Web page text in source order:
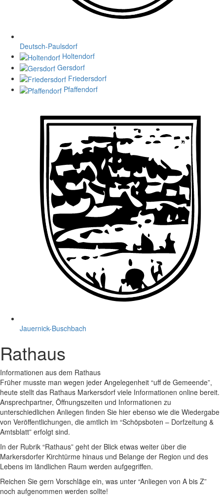
Deutsch-Paulsdorf
Holtendorf
Gersdorf
Friedersdorf
Pfaffendorf
Jauernick-Buschbach
Rathaus
Informationen aus dem Rathaus
Früher musste man wegen jeder Angelegenheit “uff de Gemeende”,
heute stellt das Rathaus Markersdorf viele Informationen online bereit.
Ansprechpartner, Öffnungszeiten und Informationen zu
unterschiedlichen Anliegen finden Sie hier ebenso wie die Wiedergabe
von Veröffentlichungen, die amtlich im “Schöpsboten – Dorfzeitung &
Amtsblatt” erfolgt sind.
In der Rubrik “Rathaus” geht der Blick etwas weiter über die
Markersdorfer Kirchtürme hinaus und Belange der Region und des
Lebens im ländlichen Raum werden aufgegriffen.
Reichen Sie gern Vorschläge ein, was unter “Anliegen von A bis Z”
noch aufgenommen werden sollte!